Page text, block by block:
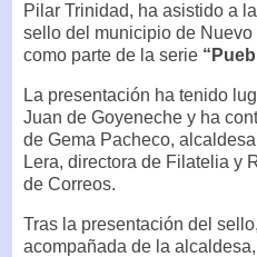
Pilar Trinidad, ha asistido a
sello del municipio de
como parte de la serie
La presentación ha tenido
Juan de Goyeneche y ha
de Gema Pacheco,
Lera, directora de Filatelia y
de Correos.
Tras la presentación del
acompañada de la